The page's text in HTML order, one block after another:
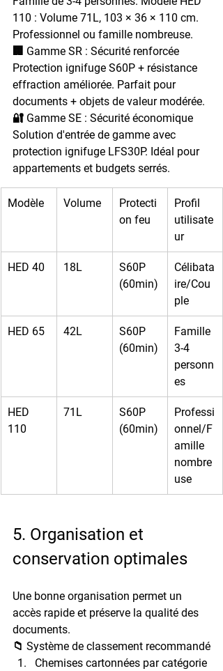
110 : Volume 71L, 103 × 36 × 110 cm.
Professionnel ou famille nombreuse.
🏢 Gamme SR : Sécurité renforcée
Protection ignifuge S60P + résistance
effraction améliorée. Parfait pour
documents + objets de valeur modérée.
🔐 Gamme SE : Sécurité économique
Solution d'entrée de gamme avec
protection ignifuge LFS30P. Idéal pour
appartements et budgets serrés.
Modèle Volume
Protecti
on feu
Profil
utilisate
ur
HED 40 18L
S60P
(60min)
Célibata
ire/Cou
ple
HED 65 42L
S60P
(60min)
Famille
3-4
personn
es
HED
110
71L
S60P
(60min)
Professi
onnel/F
amille
nombre
use
5. Organisation et
conservation optimales
Une bonne organisation permet un
accès rapide et préserve la qualité des
documents.
📁 Système de classement recommandé
Chemises cartonnées par catégorie